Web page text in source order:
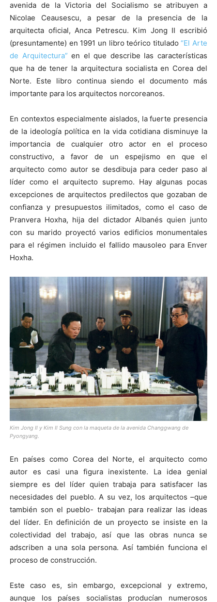
avenida de la Victoria del Socialismo se atribuyen a
Nicolae Ceausescu, a pesar de la presencia de la
arquitecta oficial, Anca Petrescu. Kim Jong II escribió
(presuntamente) en 1991 un libro teórico titulado“El Arte
de Arquitectura” en el que describe las características
que ha de tener la arquitectura socialista en Corea del
Norte. Este libro continua siendo el documento más
importante para los arquitectos norcoreanos.
En contextos especialmente aislados, la fuerte presencia
de la ideología política en la vida cotidiana disminuye la
importancia de cualquier otro actor en el proceso
constructivo, a favor de un espejismo en que el
arquitecto como autor se desdibuja para ceder paso al
líder como el arquitecto supremo. Hay algunas pocas
excepciones de arquitectos predilectos que gozaban de
confianza y presupuestos ilimitados, como el caso de
Pranvera Hoxha, hija del dictador Albanés quien junto
con su marido proyectó varios edificios monumentales
para el régimen incluido el fallido mausoleo para Enver
Hoxha.
Kim Jong Il y Kim Il Sung con la maqueta de la avenida Changgwang de
Pyongyang.
En países como Corea del Norte, el arquitecto como
autor es casi una figura inexistente. La idea genial
siempre es del líder quien trabaja para satisfacer las
necesidades del pueblo. A su vez, los arquitectos –que
también son el pueblo- trabajan para realizar las ideas
del líder. En definición de un proyecto se insiste en la
colectividad del trabajo, así que las obras nunca se
adscriben a una sola persona. Así también funciona el
proceso de construcción.
Este caso es, sin embargo, excepcional y extremo,
aunque los países socialistas producían numerosos